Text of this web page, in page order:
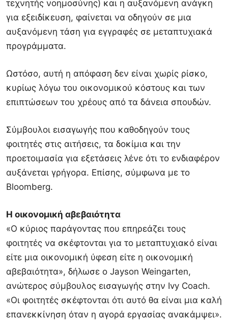
τεχνητής νοημοσύνης) και η αυξανόμενη ανάγκη
για εξειδίκευση, φαίνεται να οδηγούν σε μια
αυξανόμενη τάση για εγγραφές σε μεταπτυχιακά
προγράμματα.
Ωστόσο, αυτή η απόφαση δεν είναι χωρίς ρίσκο,
κυρίως λόγω του οικονομικού κόστους και των
επιπτώσεων του χρέους από τα δάνεια σπουδών.
Σύμβουλοι εισαγωγής που καθοδηγούν τους
φοιτητές στις αιτήσεις, τα δοκίμια και την
προετοιμασία για εξετάσεις λένε ότι το ενδιαφέρον
αυξάνεται γρήγορα. Επίσης, σύμφωνα με το
Bloomberg.
H οικονομική αβεβαιότητα
«Ο κύριος παράγοντας που επηρεάζει τους
φοιτητές να σκέφτονται για το μεταπτυχιακό είναι
είτε μια οικονομική ύφεση είτε η οικονομική
αβεβαιότητα», δήλωσε ο Jayson Weingarten,
ανώτερος σύμβουλος εισαγωγής στην Ivy Coach.
«Οι φοιτητές σκέφτονται ότι αυτό θα είναι μια καλή
επανεκκίνηση όταν η αγορά εργασίας ανακάμψει».